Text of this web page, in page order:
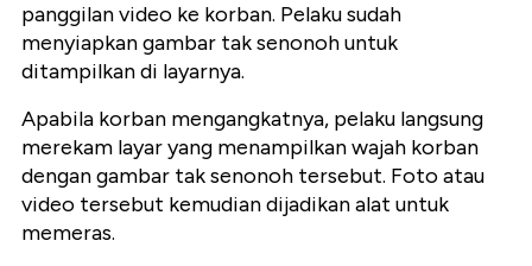
panggilan video ke korban. Pelaku sudah
menyiapkan gambar tak senonoh untuk
ditampilkan di layarnya.
Apabila korban mengangkatnya, pelaku langsung
merekam layar yang menampilkan wajah korban
dengan gambar tak senonoh tersebut. Foto atau
video tersebut kemudian dijadikan alat untuk
memeras.